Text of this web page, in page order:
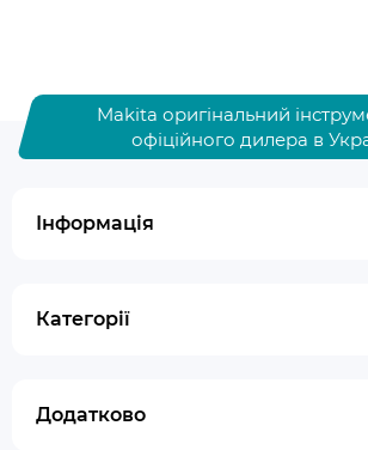
Makita оригінальний
офіційного дилера в
Інформація
Категорії
Додатково